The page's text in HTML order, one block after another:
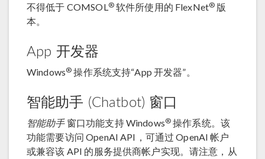
不得低于 COMSOL®软件所使用的 FlexNet® 版
本。
App 开发器
Windows® 操作系统支持“App 开发器”。
智能助手 (Chatbot) 窗口
智能助手窗口功能支持 Windows® 操作系统。该
功能需要访问 OpenAI API，可通过 OpenAI 帐户
或兼容该 API 的服务提供商帐户实现。请注意，从